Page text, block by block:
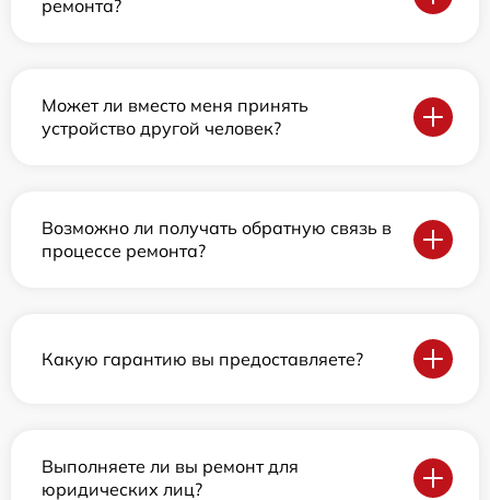
ремонта?
Может ли вместо меня принять
устройство другой человек?
Возможно ли получать обратную связь в
процессе ремонта?
Какую гарантию вы предоставляете?
Выполняете ли вы ремонт для
юридических лиц?